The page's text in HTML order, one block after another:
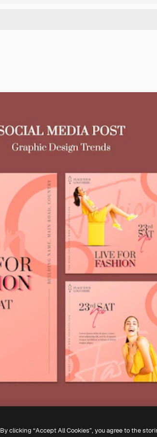
By clicking “Accept All Cookies”, you agree to the